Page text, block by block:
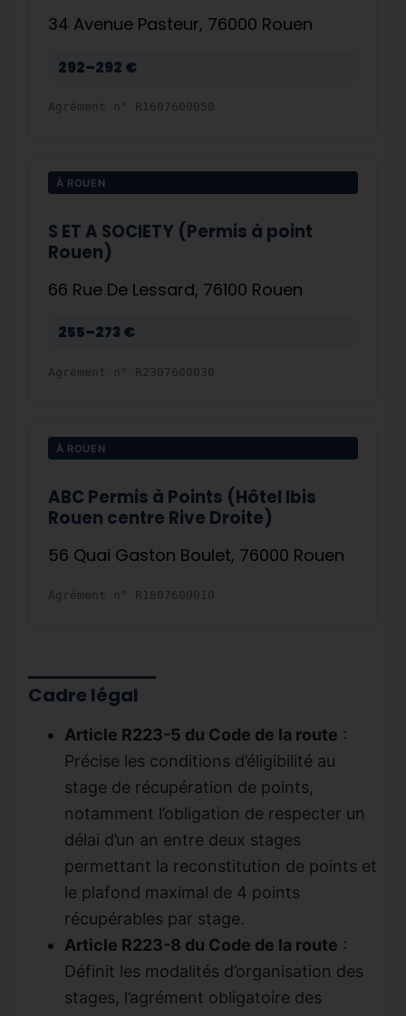
34 Avenue Pasteur, 76000 Rouen
292–292 €
Agrément n° R1607600050
À ROUEN
S ET A SOCIETY (Permis à point
Rouen)
66 Rue De Lessard, 76100 Rouen
255–273 €
Agrément n° R2307600030
À ROUEN
ABC Permis à Points (Hôtel Ibis
Rouen centre Rive Droite)
56 Quai Gaston Boulet, 76000 Rouen
Agrément n° R1807600010
Cadre légal
Article R223-5 du Code de la route :
Précise les conditions d’éligibilité au
stage de récupération de points,
notamment l’obligation de respecter un
délai d’un an entre deux stages
permettant la reconstitution de points et
le plafond maximal de 4 points
récupérables par stage.
Article R223-8 du Code de la route :
Définit les modalités d’organisation des
stages, l’agrément obligatoire des